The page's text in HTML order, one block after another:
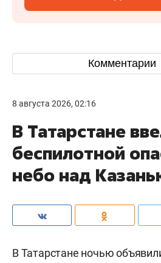
Комментарии
8 августа 2026, 02:16
В Татарстане
беспилотной
небо над
В Татарстане ночью